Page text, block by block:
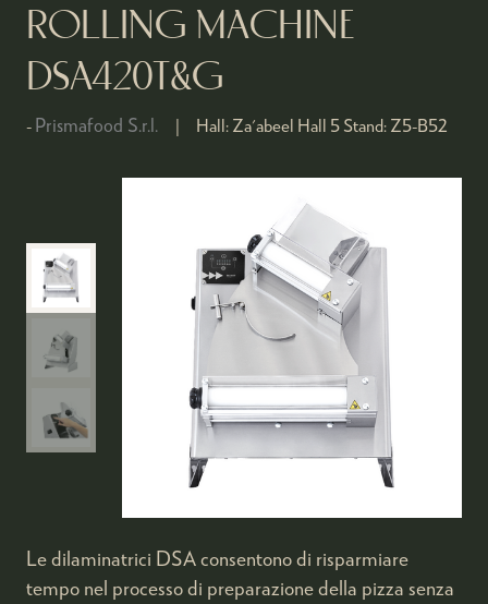
ROLLING MACHINE
DSA420T&G
Prismafood S.r.l. Hall: Za'abeel Hall 5 Stand: Z5-B52
Le dilaminatrici DSA consentono di risparmiare
tempo nel processo di preparazione della pizza senza